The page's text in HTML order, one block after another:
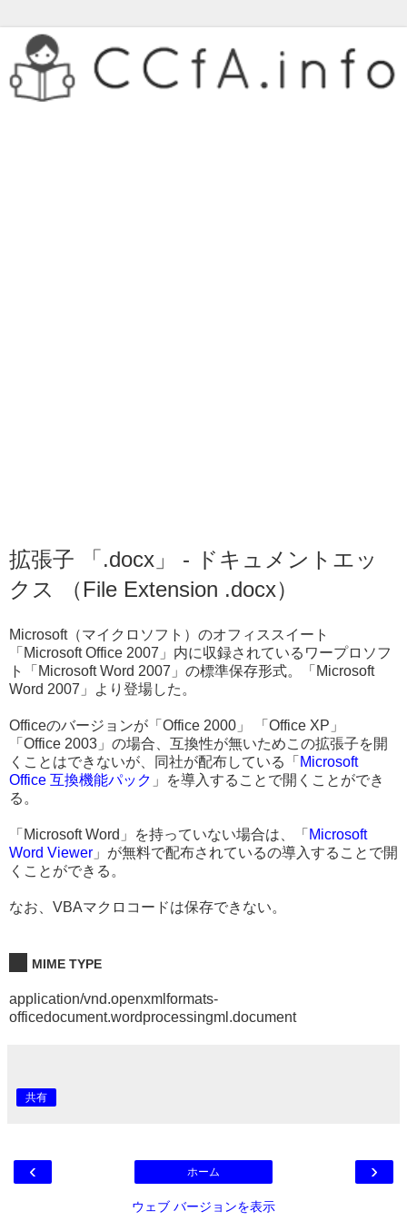
拡張子 「.docx」 - ドキュメントエッ
クス （File Extension .docx）
Microsoft（マイクロソフト）のオフィススイート
「Microsoft Office 2007」内に収録されているワープロソフ
ト「Microsoft Word 2007」の標準保存形式。「Microsoft
Word 2007」より登場した。
Officeのバージョンが「Office 2000」 「Office XP」
「Office 2003」の場合、互換性が無いためこの拡張子を開
くことはできないが、同社が配布している「 Microsoft
Office 互換機能パック 」を導入することで開くことができ
る。
「Microsoft Word」を持っていない場合は、「 Microsoft
Word Viewer 」が無料で配布されているの導入することで開
くことができる。
なお、VBAマクロコードは保存できない。
MIME TYPE
application/vnd.openxmlformats-
officedocument.wordprocessingml.document
共有
‹ ›
ホーム
ウェブ バージョンを表示